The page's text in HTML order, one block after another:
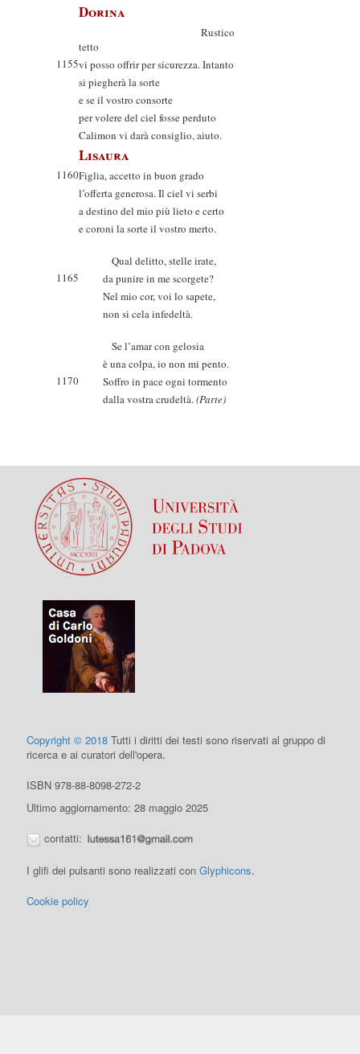
Dorina
Rustico
tetto
1155vi posso offrir per sicurezza. Intanto
si piegherà la sorte
e se il vostro consorte
per volere del ciel fosse perduto
Calimon vi darà consiglio, aiuto.
Lisaura
1160Figlia, accetto in buon grado
l’offerta generosa. Il ciel vi serbi
a destino del mio più lieto e certo
e coroni la sorte il vostro merto.
Qual delitto, stelle irate,
1165
da punire in me scorgete?
Nel mio cor, voi lo sapete,
non si cela infedeltà.
Se l’amar con gelosia
è una colpa, io non mi pento.
1170
Soffro in pace ogni tormento
dalla vostra crudeltà.(Parte)
Copyright © 2018 Tutti i diritti dei testi sono riservati al gruppo di
ricerca e ai curatori dell'opera.
ISBN 978-88-8098-272-2
Ultimo aggiornamento: 28 maggio 2025
contatti:
I glifi dei pulsanti sono realizzati conGlyphicons.
Cookie policy